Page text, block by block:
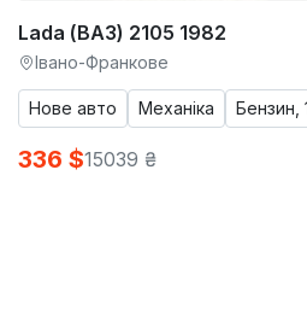
Lada (ВАЗ) 2105 1982
Івано-Франкове
Нове авто Механіка Бензин,
336 $15039 ₴